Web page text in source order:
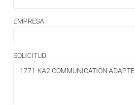
EMPRESA:
SOLICITUD: